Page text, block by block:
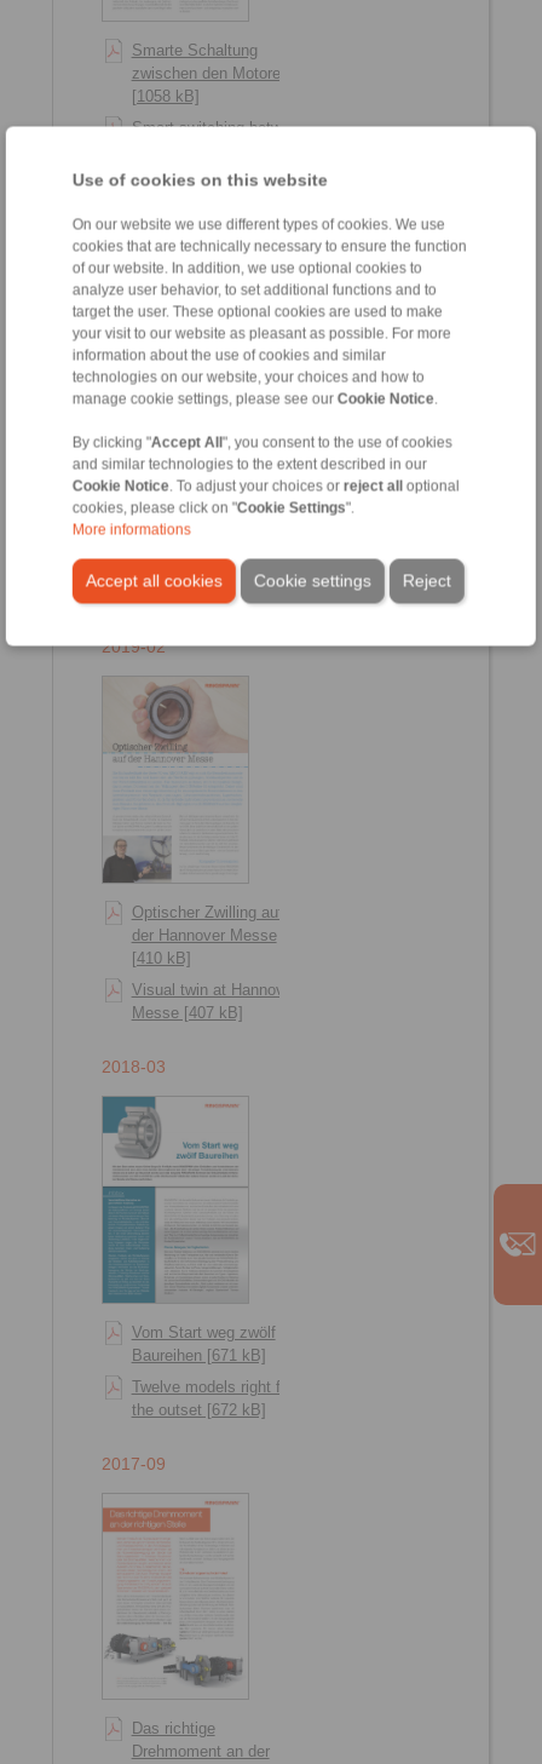
Use of cookies on this website
On our website we use different types of cookies. We use
cookies that are technically necessary to ensure the function
of our website. In addition, we use optional cookies to
analyze user behavior, to set additional functions and to
target the user. These optional cookies are used to make
your visit to our website as pleasant as possible. For more
information about the use of cookies and similar
technologies on our website, your choices and how to
manage cookie settings, please see our Cookie Notice
By clicking "Accept All", you consent to the use of cookies
and similar technologies to the extent described in our
Cookie Notice . To adjust your choices or reject alloptional
cookies, please click on "Cookie Settings".
More informations
Accept all cookies Reject
Cookie settings
Smarte Schaltung
zwischen den Motoren
[1058 kB]
Smart switching between
Vorsorgliche Einblicke
ins innere Geschehen
[2887 kB]
the inner workings [2010
kB]
2019-02
Optischer Zwilling auf
der Hannover Messe
[410 kB]
Visual twin at Hannover
Messe [407 kB]
2018-03
Vom Start weg zwölf
Baureihen [671 kB]
Twelve models right from
the outset [672 kB]
2017-09
Das richtige
Drehmoment an der